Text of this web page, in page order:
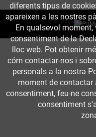
diferents tipus de
apareixen a les nostres
En qualsevol
consentiment de la
lloc web. Pot obtenir
cóm contactar-nos i
personals a la nostra
moment de contactar
consentiment, feu-ne
consentiment